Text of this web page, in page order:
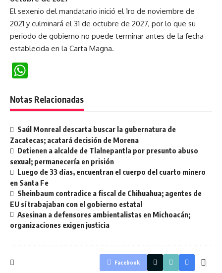
El sexenio del mandatario inició el 1ro de noviembre de
2021 y culminará el 31 de octubre de 2027, por lo que su
periodo de gobierno no puede terminar antes de la fecha
establecida en la Carta Magna.
Notas Relacionadas
Saúl Monreal descarta buscar la gubernatura de
Zacatecas; acatará decisión de Morena
Detienen a alcalde de Tlalnepantla por presunto abuso
sexual; permanecería en prisión
Luego de 33 días, encuentran el cuerpo del cuarto minero
en Santa Fe
Sheinbaum contradice a fiscal de Chihuahua; agentes de
EU sí trabajaban con el gobierno estatal
Asesinan a defensores ambientalistas en Michoacán;
organizaciones exigen justicia
Facebook